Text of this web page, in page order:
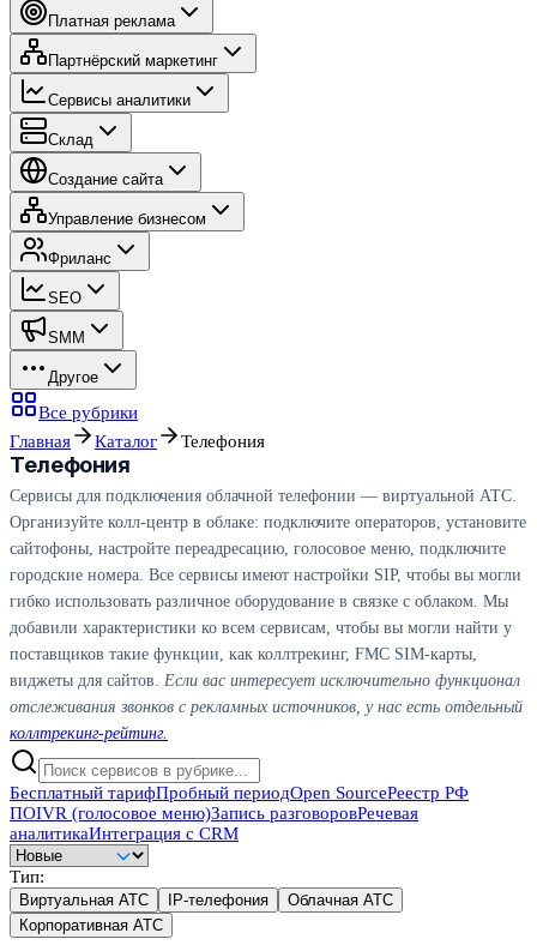
Платная реклама
Партнёрский маркетинг
Сервисы аналитики
Склад
Создание сайта
Управление бизнесом
Фриланс
SEO
SMM
Другое
Все рубрики
Главная
Каталог Телефония
Телефония
Сервисы для подключения облачной телефонии — виртуальной АТС.
Организуйте колл-центр в облаке: подключите операторов, установите
сайтофоны, настройте переадресацию, голосовое меню, подключите
городские номера. Все сервисы имеют настройки SIP, чтобы вы могли
гибко использовать различное оборудование в связке с облаком. Мы
добавили характеристики ко всем сервисам, чтобы вы могли найти у
поставщиков такие функции, как коллтрекинг, FMC SIM-карты,
виджеты для сайтов. Если вас интересует исключительно функционал
отслеживания звонков с рекламных источников, у нас есть отдельный
коллтрекинг-рейтинг.
Бесплатный тарифПробный периодOpen SourceРеестр РФ
ПОIVR (голосовое меню)Запись разговоровРечевая
аналитикаИнтеграция с CRM
Тип:
Виртуальная АТС IP-телефония
Облачная АТС
Корпоративная АТС